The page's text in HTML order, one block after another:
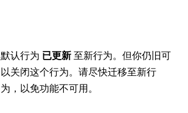
默认行为 已更新至新行为。但你仍旧可
以关闭这个行为。请尽快迁移至新行
为，以免功能不可用。